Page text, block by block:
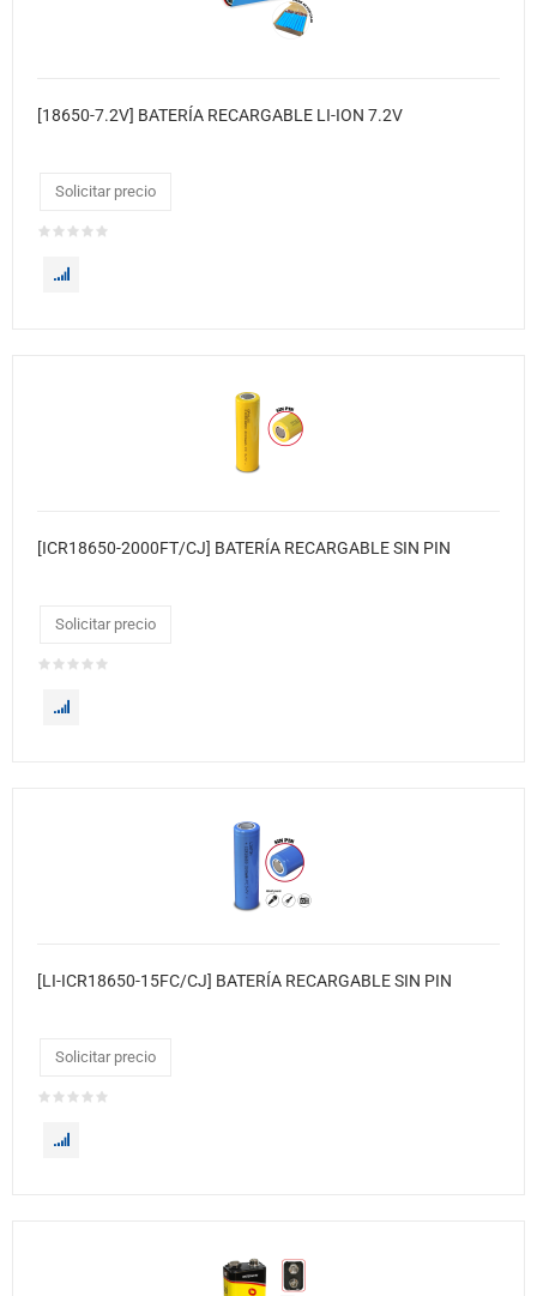
[18650-7.2V] BATERÍA RECARGABLE LI-ION 7.2V
Solicitar precio
[ICR18650-2000FT/CJ] BATERÍA RECARGABLE SIN PIN
Solicitar precio
[LI-ICR18650-15FC/CJ] BATERÍA RECARGABLE SIN PIN
Solicitar precio